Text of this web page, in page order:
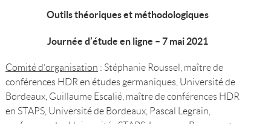
Outils théoriques et méthodologiques
Journée d’étude en ligne – 7 mai 2021
Comité d’organisation : Stéphanie Roussel, maître de
conférences HDR en études germaniques, Université de
Bordeaux, Guillaume Escalié, maître de conférences HDR
en STAPS, Université de Bordeaux, Pascal Legrain,